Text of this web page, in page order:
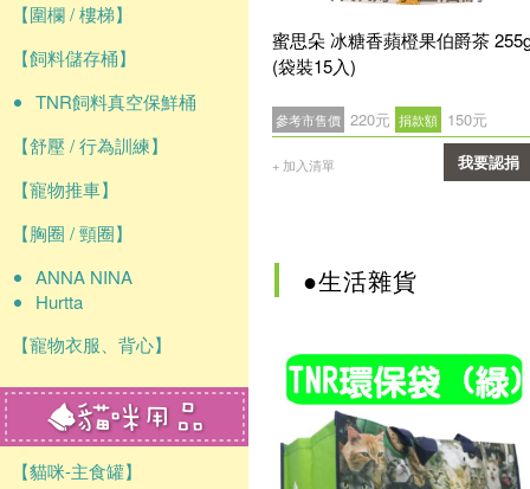
【圍欄 / 樓梯】
【飼料儲存桶】
TNR飼料真空保鮮桶
【舒壓 / 行為訓練】
【寵物推車】
【胸圈 / 頸圈】
ANNA NINA
Hurtta
【寵物衣服、背心】
【貓咪-主食罐】
蜜思朵 冰糖香蘋橙果伯爵茶
(袋裝15入)
參考市售價 220元 捐款額 150元
+ 加入清單 我要認捐
●生活雜貨